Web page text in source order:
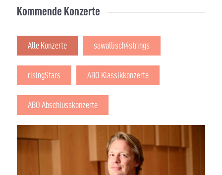
Kommende Konzerte
Alle Konzerte sawallisch4strings
risingStars ABO Klassikkonzerte
ABO Abschlusskonzerte